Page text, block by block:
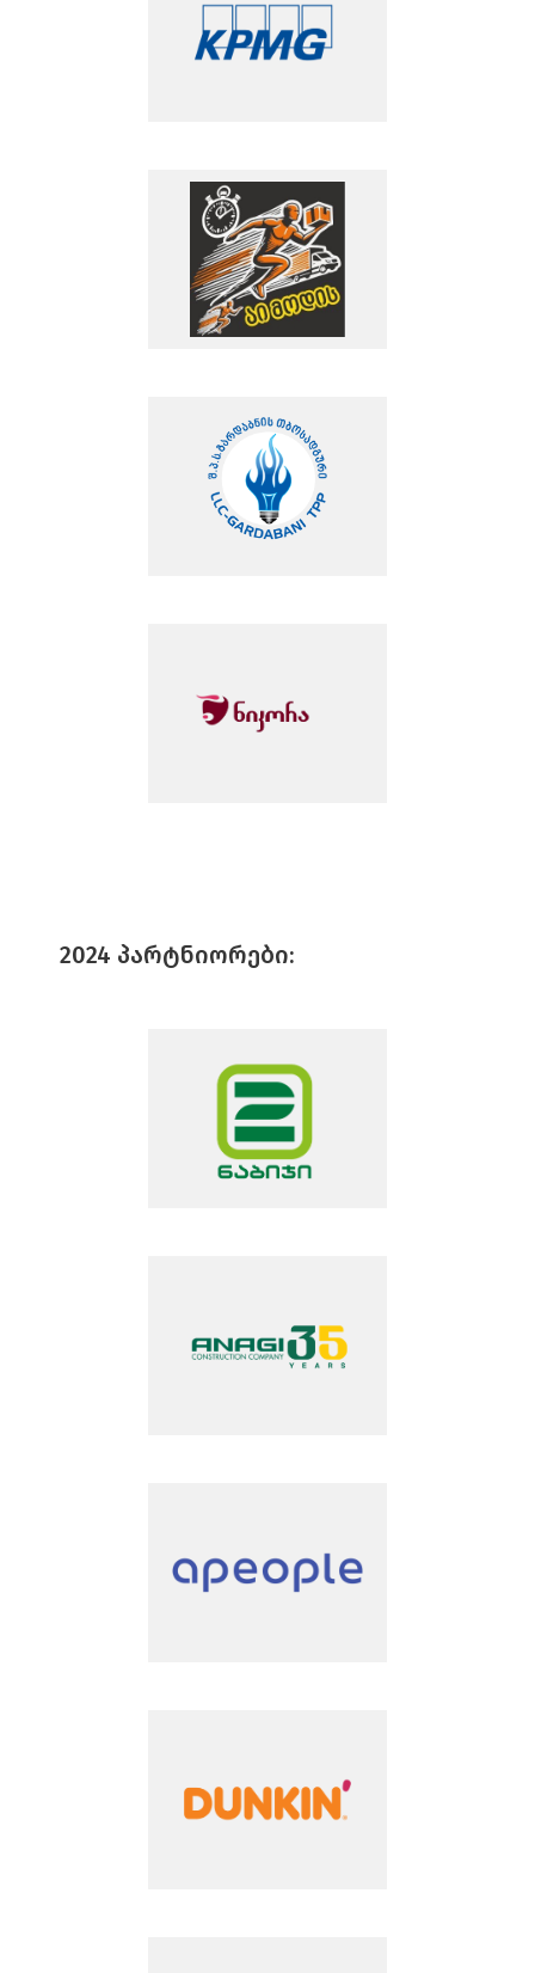
2024 ᲞᲐᲠᲢᲜᲘᲝᲠᲔᲑᲘ: